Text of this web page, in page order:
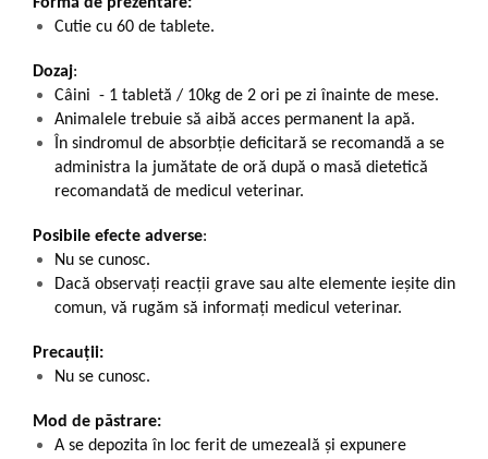
Cutie cu 60 de tablete.
Dozaj:
Câini - 1 tabletă / 10kg de 2 ori pe zi înainte de mese.
Animalele trebuie să aibă acces permanent la apă.
În sindromul de absorbție deficitară se recomandă a se
administra la jumătate de oră după o masă dietetică
recomandată de medicul veterinar.
Posibile efecte adverse:
Nu se cunosc.
Dacă observaţi reacţii grave sau alte elemente ieșite din
comun, vă rugăm să informați medicul veterinar.
Precauții:
Nu se cunosc.
Mod de păstrare:
A se depozita în loc ferit de umezeală și expunere